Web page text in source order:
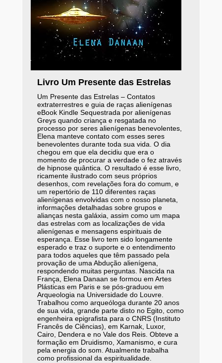
Livro Um Presente das Estrelas
Um Presente das Estrelas – Contatos
extraterrestres e guia de raças alienígenas
eBook Kindle Sequestrada por alienígenas
Greys quando criança e resgatada no
processo por seres alienígenas benevolentes,
Elena manteve contato com esses seres
benevolentes durante toda sua vida. O dia
chegou em que ela decidiu que era o
momento de procurar a verdade o fez através
de hipnose quântica. O resultado é esse livro,
ricamente ilustrado com seus próprios
desenhos, com revelações fora do comum, e
um repertório de 110 diferentes raças
alienígenas envolvidas com o nosso planeta,
informações detalhadas sobre grupos e
alianças nesta galáxia, assim como um mapa
das estrelas com as localizações de vida
alienígenas e mensagens espirituais de
esperança. Esse livro tem sido longamente
esperado e traz o suporte e o entendimento
para todos aqueles que têm passado pela
provação de uma Abdução alienígena,
respondendo muitas perguntas. Nascida na
França, Elena Danaan se formou em Artes
Plásticas em Paris e se pós-graduou em
Arqueologia na Universidade do Louvre.
Trabalhou como arqueóloga durante 20 anos
de sua vida, grande parte disto no Egito, como
engenheira epigrafista para o CNRS (Instituto
Francês de Ciências), em Karnak, Luxor,
Cairo, Dendera e no Vale dos Reis. Obteve a
formação em Druidismo, Xamanismo, e cura
pela energia do som. Atualmente trabalha
como profissional da espiritualidade.